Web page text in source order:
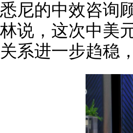
悉尼的中效咨询
林说，这次中美
关系进一步趋稳